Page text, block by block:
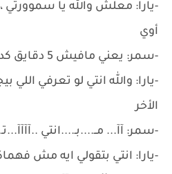
-يارا: معلش والله يا
أوي
-سمر: يعني مافيش 5 دقايق كده تكلميني فيهم
-يارا: والله انتي لو تعرفي اللي
الأخر
-سمر: آآ... مــ....بـ....انتي
-يارا: انتي بتقولي ايه مش